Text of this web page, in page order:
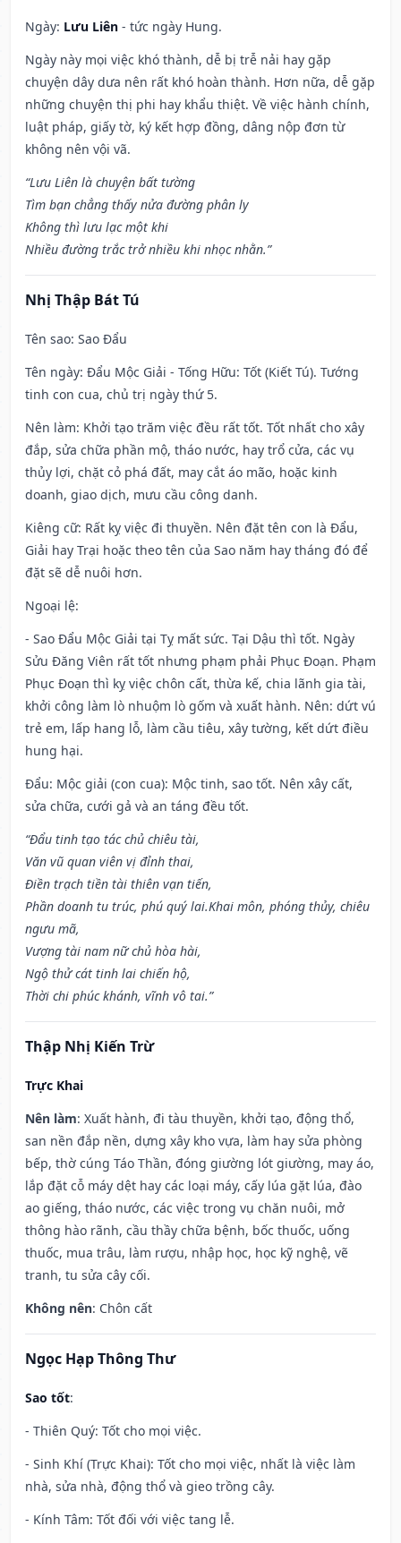
Ngày: Lưu Liên - tức ngày Hung.
Ngày này mọi việc khó thành, dễ bị trễ nải hay gặp
chuyện dây dưa nên rất khó hoàn thành. Hơn nữa, dễ gặp
những chuyện thị phi hay khẩu thiệt. Về việc hành chính,
luật pháp, giấy tờ, ký kết hợp đồng, dâng nộp đơn từ
không nên vội vã.
“Lưu Liên là chuyện bất tường
Tìm bạn chẳng thấy nửa đường phân ly
Không thì lưu lạc một khi
Nhiều đường trắc trở nhiều khi nhọc nhằn.”
Nhị Thập Bát Tú
Tên sao: Sao Đẩu
Tên ngày: Đẩu Mộc Giải - Tống Hữu: Tốt (Kiết Tú). Tướng
tinh con cua, chủ trị ngày thứ 5.
Nên làm: Khởi tạo trăm việc đều rất tốt. Tốt nhất cho xây
đắp, sửa chữa phần mộ, tháo nước, hay trổ cửa, các vụ
thủy lợi, chặt cỏ phá đất, may cắt áo mão, hoặc kinh
doanh, giao dịch, mưu cầu công danh.
Kiêng cữ: Rất kỵ việc đi thuyền. Nên đặt tên con là Đẩu,
Giải hay Trại hoặc theo tên của Sao năm hay tháng đó để
đặt sẽ dễ nuôi hơn.
Ngoại lệ:
- Sao Đẩu Mộc Giải tại Tỵ mất sức. Tại Dậu thì tốt. Ngày
Sửu Đăng Viên rất tốt nhưng phạm phải Phục Đoạn. Phạm
Phục Đoạn thì kỵ việc chôn cất, thừa kế, chia lãnh gia tài,
khởi công làm lò nhuộm lò gốm và xuất hành. Nên: dứt vú
trẻ em, lấp hang lỗ, làm cầu tiêu, xây tường, kết dứt điều
hung hại.
Đẩu: Mộc giải (con cua): Mộc tinh, sao tốt. Nên xây cất,
sửa chữa, cưới gả và an táng đều tốt.
“Đẩu tinh tạo tác chủ chiêu tài,
Văn vũ quan viên vị đỉnh thai,
Điền trạch tiền tài thiên vạn tiến,
Phần doanh tu trúc, phú quý lai.Khai môn, phóng thủy, chiêu
ngưu mã,
Vượng tài nam nữ chủ hòa hài,
Ngộ thử cát tinh lai chiến hộ,
Thời chi phúc khánh, vĩnh vô tai.”
Thập Nhị Kiến Trừ
Trực Khai
Nên làm: Xuất hành, đi tàu thuyền, khởi tạo, động thổ,
san nền đắp nền, dựng xây kho vựa, làm hay sửa phòng
bếp, thờ cúng Táo Thần, đóng giường lót giường, may áo,
lắp đặt cỗ máy dệt hay các loại máy, cấy lúa gặt lúa, đào
ao giếng, tháo nước, các việc trong vụ chăn nuôi, mở
thông hào rãnh, cầu thầy chữa bệnh, bốc thuốc, uống
thuốc, mua trâu, làm rượu, nhập học, học kỹ nghệ, vẽ
tranh, tu sửa cây cối.
Không nên: Chôn cất
Ngọc Hạp Thông Thư
Sao tốt:
- Thiên Quý: Tốt cho mọi việc.
- Sinh Khí (Trực Khai): Tốt cho mọi việc, nhất là việc làm
nhà, sửa nhà, động thổ và gieo trồng cây.
- Kính Tâm: Tốt đối với việc tang lễ.